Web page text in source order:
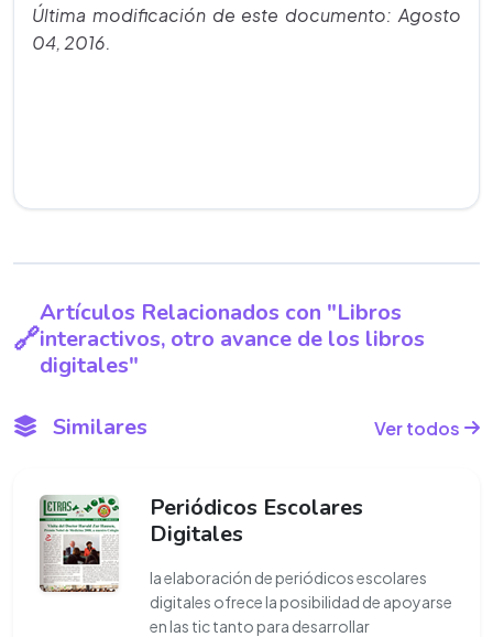
Última modificación de este documento: Agosto
04, 2016.
Artículos Relacionados con "Libros
interactivos, otro avance de los libros
digitales"
Similares Ver todos
Periódicos Escolares
Digitales
la elaboración de periódicos escolares
digitales ofrece la posibilidad de apoyarse
en las tic tanto para desarrollar